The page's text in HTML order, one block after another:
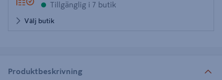
Tillgänglig i 7 butik
Välj butik
Produktbeskrivning